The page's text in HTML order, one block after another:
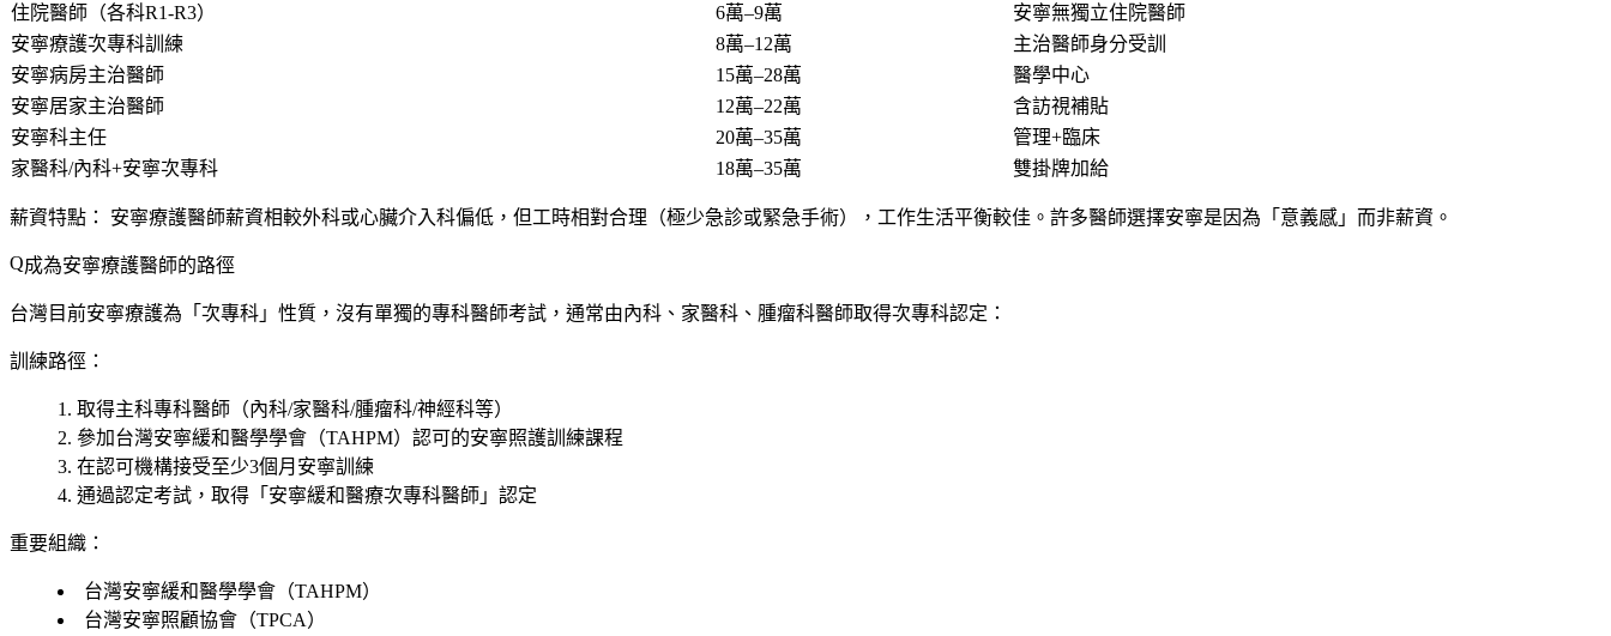
住院醫師（各科R1-R3）
6萬–9萬
安寧無獨立住院醫師
安寧療護次專科訓練
8萬–12萬
主治醫師身分受訓
安寧病房主治醫師
15萬–28萬
醫學中心
安寧居家主治醫師
12萬–22萬
含訪視補貼
安寧科主任
20萬–35萬
管理+臨床
家醫科/內科+安寧次專科
18萬–35萬 雙掛牌加給
薪資特點： 安寧療護醫師薪資相較外科或心臟介入科偏低，但工時相對合理（極少急診或緊急手術），工作生活平衡較佳。許多醫師選擇安寧是因為「意義感」而非薪資。
成為安寧療護醫師的路徑
台灣目前安寧療護為「次專科」性質，沒有單獨的專科醫師考試，通常由內科、家醫科、腫瘤科醫師取得次專科認定：
訓練路徑：
取得主科專科醫師（內科/家醫科/腫瘤科/神經科等）
參加台灣安寧緩和醫學學會（TAHPM）認可的安寧照護訓練課程
在認可機構接受至少3個月安寧訓練
通過認定考試，取得「安寧緩和醫療次專科醫師」認定
重要組織：
台灣安寧緩和醫學學會（TAHPM）
台灣安寧照顧協會（TPCA）